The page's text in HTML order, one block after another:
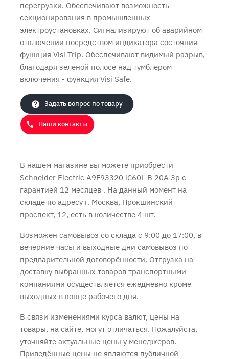
перегрузки. Обеспечивают возможность
секционирования в промышленных
электроустановках. Сигнализируют об аварийном
отключении посредством индикатора состояния -
функция Visi Trip. Обеспечивают видимый разрыв,
благодаря зеленой полосе над тумблером
включения - функция Visi Safe.
Задать вопрос по товару
Наши контакты
В нашем магазине вы можете приобрести
Schneider Electric A9F93320 iC60L B 20A 3p с
гарантией 12 месяцев . На данный момент на
складе по адресу г. Москва, Прокшинский
проспект, 12, есть в количестве 4 шт.
Возможен самовывоз со склада с 9:00 до 17:00, в
вечерние часы и выходные дни самовывоз по
предварительной договорённости. Отгрузка на
доставку выбранных товаров транспортными
компаниями осуществляется ежедневно кроме
выходных в конце рабочего дня.
В связи изменениями курса валют, цены на
товары, на сайте, могут отличаться. Пожалуйста,
уточняйте актуальные цены у менеджеров.
Приведённые цены не являются публичной
Продолжить покупки Оформить заказ